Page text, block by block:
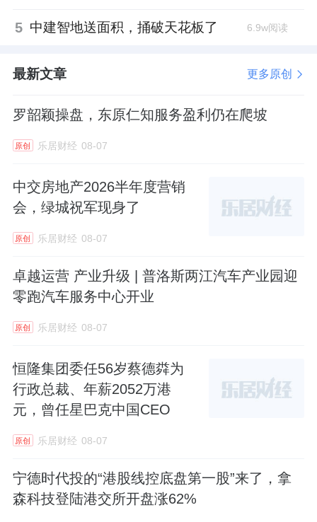
5 中建智地送面积，捅破天花板了 6.9w阅读
最新文章 更多原创
罗韶颖操盘，东原仁知服务盈利仍在爬坡
原创 乐居财经 08-07
中交房地产2026半年度营销
会，绿城祝军现身了
原创 乐居财经 08-07
卓越运营 产业升级 | 普洛斯两江汽车产业园迎
零跑汽车服务中心开业
原创 乐居财经 08-07
恒隆集团委任56岁蔡德粦为
行政总裁、年薪2052万港
元，曾任星巴克中国CEO
原创 乐居财经 08-07
宁德时代投的“港股线控底盘第一股”来了，拿
森科技登陆港交所开盘涨62%